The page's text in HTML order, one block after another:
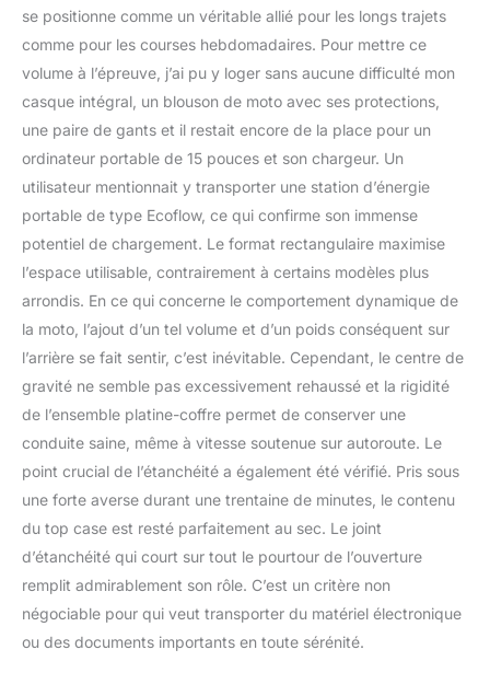
cuir adulte épaisse et
durable avec des
coutures fines et un
design lavable fournit
une protection
d'absorption des chocs
pour les bagages. Le
coussin de dossier de
moto amélioré vous
donne une sensation
épaisse et confortable. Il
ne fait pas mal au dos.
se positionne comme un véritable allié pour les longs trajets
comme pour les courses hebdomadaires. Pour mettre ce
volume à l’épreuve, j’ai pu y loger sans aucune difficulté mon
casque intégral, un blouson de moto avec ses protections,
une paire de gants et il restait encore de la place pour un
ordinateur portable de 15 pouces et son chargeur. Un
utilisateur mentionnait y transporter une station d’énergie
portable de type Ecoflow, ce qui confirme son immense
potentiel de chargement. Le format rectangulaire maximise
l’espace utilisable, contrairement à certains modèles plus
arrondis. En ce qui concerne le comportement dynamique de
la moto, l’ajout d’un tel volume et d’un poids conséquent sur
l’arrière se fait sentir, c’est inévitable. Cependant, le centre de
gravité ne semble pas excessivement rehaussé et la rigidité
de l’ensemble platine-coffre permet de conserver une
conduite saine, même à vitesse soutenue sur autoroute. Le
point crucial de l’étanchéité a également été vérifié. Pris sous
une forte averse durant une trentaine de minutes, le contenu
du top case est resté parfaitement au sec. Le joint
d’étanchéité qui court sur tout le pourtour de l’ouverture
remplit admirablement son rôle. C’est un critère non
négociable pour qui veut transporter du matériel électronique
ou des documents importants en toute sérénité.